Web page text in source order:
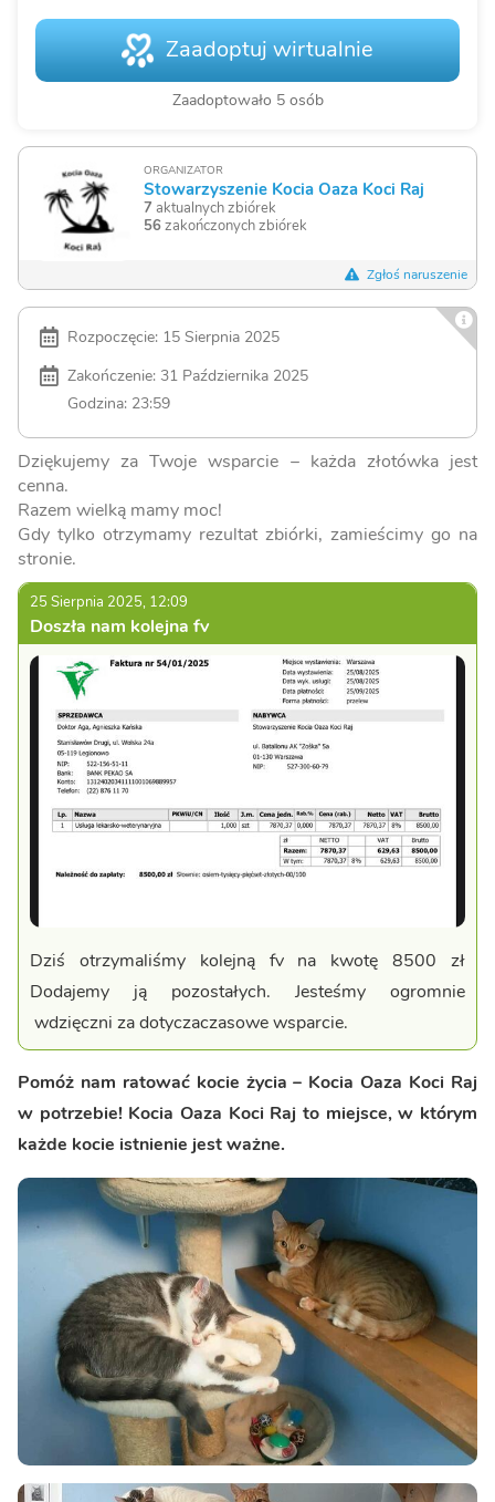
Zaadoptuj wirtualnie
Zaadoptowało 5 osób
ORGANIZATOR
Stowarzyszenie Kocia Oaza Koci Raj
7 aktualnych zbiórek
56zakończonych zbiórek
Zgłoś naruszenie
Rozpoczęcie: 15 Sierpnia 2025
Zakończenie: 31 Października 2025
Godzina: 23:59
Dziękujemy za Twoje wsparcie – każda złotówka jest
cenna.
Razem wielką mamy moc!
Gdy tylko otrzymamy rezultat zbiórki, zamieścimy go na
stronie.
25 Sierpnia 2025, 12:09
Doszła nam kolejna fv
Dziś otrzymaliśmy kolejną fv na kwotę 8500 zł
Dodajemy ją pozostałych. Jesteśmy ogromnie
wdzięczni za dotyczaczasowe wsparcie.
Pomóż nam ratować kocie życia – Kocia Oaza Koci Raj
w potrzebie! Kocia Oaza Koci Raj to miejsce, w którym
każde kocie istnienie jest ważne.